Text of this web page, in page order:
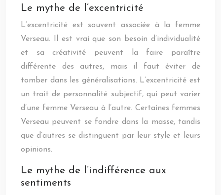
Le mythe de l’excentricité
L’excentricité est souvent associée à la femme
Verseau. Il est vrai que son besoin d’individualité
et sa créativité peuvent la faire paraître
différente des autres, mais il faut éviter de
tomber dans les généralisations. L’excentricité est
un trait de personnalité subjectif, qui peut varier
d’une femme Verseau à l’autre. Certaines femmes
Verseau peuvent se fondre dans la masse, tandis
que d’autres se distinguent par leur style et leurs
opinions.
Le mythe de l’indifférence aux
sentiments